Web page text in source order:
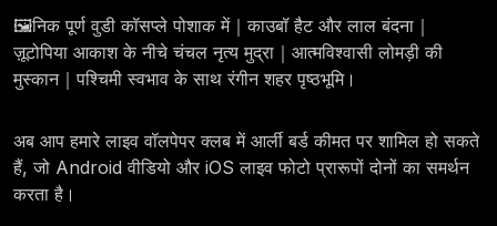
🖼️निक पूर्ण वुडी कॉसप्ले पोशाक में｜काउबॉ हैट और लाल बंदना｜
ज़ूटोपिया आकाश के नीचे चंचल नृत्य मुद्रा｜आत्मविश्वासी लोमड़ी की
मुस्कान｜पश्चिमी स्वभाव के साथ रंगीन शहर पृष्ठभूमि।
अब आप हमारे लाइव वॉलपेपर क्लब में आर्ली बर्ड कीमत पर शामिल हो सकते
हैं, जो Android वीडियो और iOS लाइव फोटो प्रारूपों दोनों का समर्थन
करता है।